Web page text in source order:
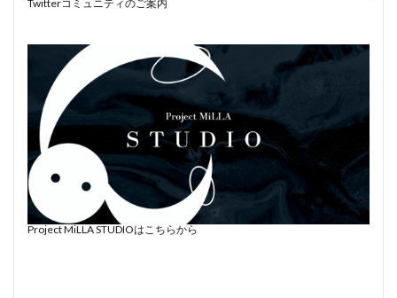
Twitterコミュニティのご案内
Project MiLLA STUDIOはこちらから